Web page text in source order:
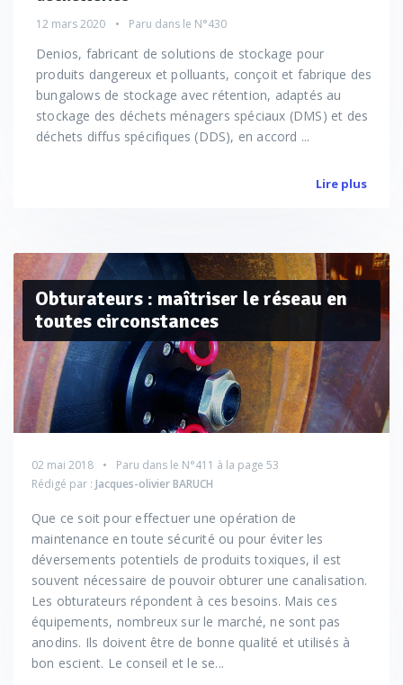
12 mars 2020 Paru dans le N°430
Denios, fabricant de solutions de stockage pour
produits dangereux et polluants, conçoit et fabrique des
bungalows de stockage avec rétention, adaptés au
stockage des déchets ménagers spéciaux (DMS) et des
déchets diffus spécifiques (DDS), en accord ...
Lire plus
Obturateurs : maîtriser le réseau en
toutes circonstances
02 mai 2018 Paru dans le N°411 à la page 53
Rédigé par : Jacques-olivier BARUCH
Que ce soit pour effectuer une opération de
maintenance en toute sécurité ou pour éviter les
déversements potentiels de produits toxiques, il est
souvent nécessaire de pouvoir obturer une canalisation.
Les obturateurs répondent à ces besoins. Mais ces
équipements, nombreux sur le marché, ne sont pas
anodins. Ils doivent être de bonne qualité et utilisés à
bon escient. Le conseil et le se...